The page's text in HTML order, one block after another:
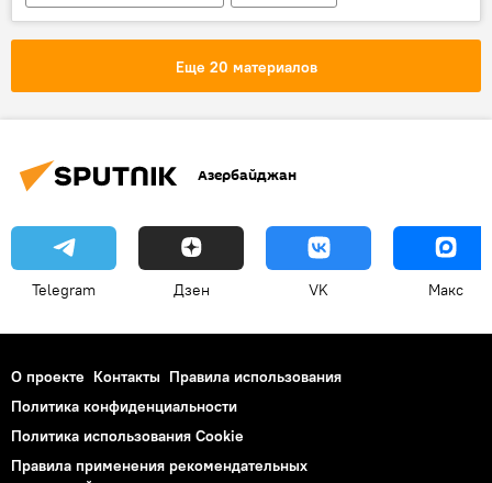
РАДИО
МУЛЬТИМЕДИА
Еще 20 материалов
Азербайджан
Telegram Дзен VK Макс
О проекте Контакты Правила использования
Политика конфиденциальности
Политика использования Cookie
Правила применения рекомендательных